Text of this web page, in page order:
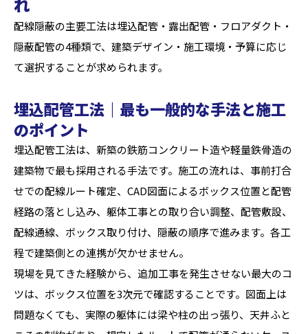
配線隠蔽の主要工法は埋込配管・露出配管・フロアダクト・
隠蔽配管の4種類で、建築デザイン・施工環境・予算に応じ
て選択することが求められます。
埋込配管工法｜最も一般的な手法と施工
のポイント
埋込配管工法は、新築の鉄筋コンクリート造や軽量鉄骨造の
建築物で最も採用される手法です。施工の流れは、事前打合
せでの配線ルート確定、CAD図面によるボックス位置と配管
経路の落とし込み、躯体工事との取り合い調整、配管敷設、
配線通線、ボックス取り付け、隠蔽の順序で進みます。各工
程で建築側との連携が欠かせません。
現場を見てきた経験から、追加工事を発生させない最大のコ
ツは、ボックス位置を3次元で確認することです。図面上は
問題なくても、実際の躯体には梁や柱の出っ張り、天井ふと